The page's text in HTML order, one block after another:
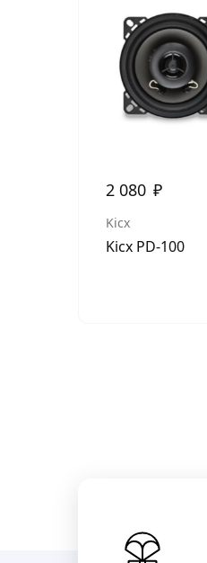
2 080 ₽
Kicx
Kicx PD-100